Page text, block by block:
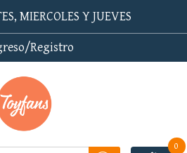
MIERCOLES Y JUEVES
Registro
0